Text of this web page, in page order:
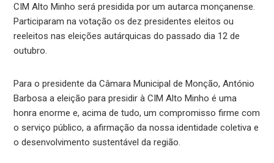
CIM Alto Minho será presidida por um autarca monçanense.
Participaram na votação os dez presidentes eleitos ou
reeleitos nas eleições autárquicas do passado dia 12 de
outubro.
Para o presidente da Câmara Municipal de Monção, António
Barbosa a eleição para presidir à CIM Alto Minho é uma
honra enorme e, acima de tudo, um compromisso firme com
o serviço público, a afirmação da nossa identidade coletiva e
o desenvolvimento sustentável da região.